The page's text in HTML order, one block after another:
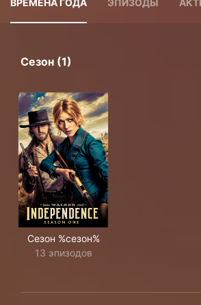
ВРЕМЕНА ГОДА ЭПИЗОДЫ
Сезон (1)
Сезон %сезон%
13 эпизодов